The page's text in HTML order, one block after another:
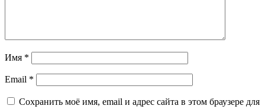
Имя *
Email *
Сохранить моё имя, email и адрес сайта в этом браузере для